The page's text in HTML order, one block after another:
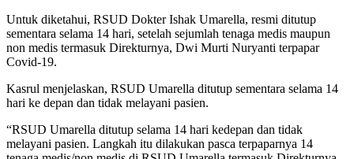
Untuk diketahui, RSUD Dokter Ishak Umarella, resmi ditutup
sementara selama 14 hari, setelah sejumlah tenaga medis maupun
non medis termasuk Direkturnya, Dwi Murti Nuryanti terpapar
Covid-19.
Kasrul menjelaskan, RSUD Umarella ditutup sementara selama 14
hari ke depan dan tidak melayani pasien.
“RSUD Umarella ditutup selama 14 hari kedepan dan tidak
melayani pasien. Langkah itu dilakukan pasca terpaparnya 14